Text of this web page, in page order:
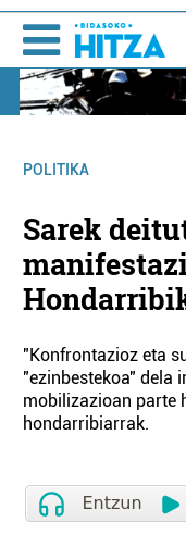
POLITIKA
Sarek
"Konfrontazioz eta
"ezinbestekoa" dela
mobilizazioan parte
hondarribiarrak.